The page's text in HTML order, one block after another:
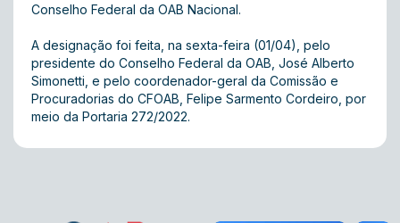
Conselho Federal da OAB Nacional.
A designação foi feita, na sexta-feira (01/04), pelo
presidente do Conselho Federal da OAB, José Alberto
Simonetti, e pelo coordenador-geral da Comissão e
Procuradorias do CFOAB, Felipe Sarmento Cordeiro, por
meio da Portaria 272/2022.